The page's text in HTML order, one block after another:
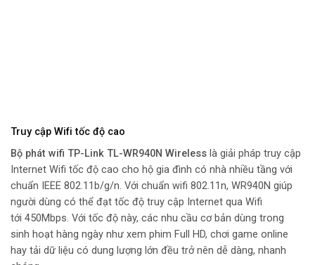
Truy cập Wifi tốc độ cao
Bộ phát wifi TP-Link TL-WR940N Wireless là giải pháp truy cập
Internet Wifi tốc độ cao cho hộ gia đình có nhà nhiều tầng với
chuẩn IEEE 802.11b/g/n. Với chuẩn wifi 802.11n, WR940N giúp
người dùng có thể đạt tốc độ truy cập Internet qua Wifi
tới 450Mbps. Với tốc độ này, các nhu cầu cơ bản dùng trong
sinh hoạt hàng ngày như xem phim Full HD, chơi game online
hay tải dữ liệu có dung lượng lớn đều trở nên dễ dàng, nhanh